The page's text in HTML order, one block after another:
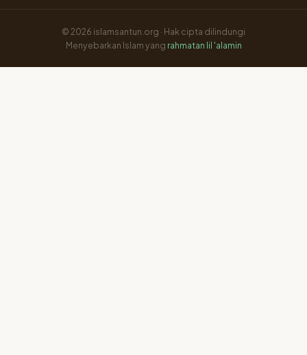
© 2026 islamsantun.org · Hak cipta dilindungi
Menyebarkan Islam yang rahmatan lil 'alamin